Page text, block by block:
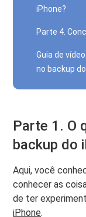
iPhone?
Parte 4.
Guia de
no backup
Parte 1. O
backup do
Aqui, você
conhecer as
de ter
iPhone.